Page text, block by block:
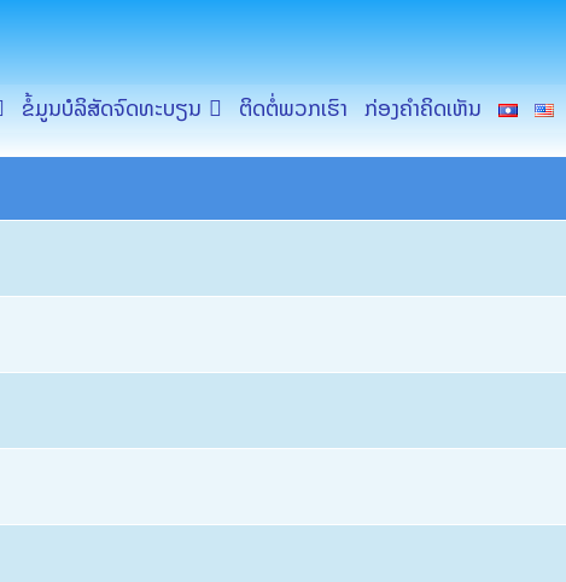
ຂໍ້ມູນບໍລິສັດຈົດທະບຽນ ຕິດຕໍ່ພວກເຮົາ ກ່ອງຄຳຄິດເຫັນ